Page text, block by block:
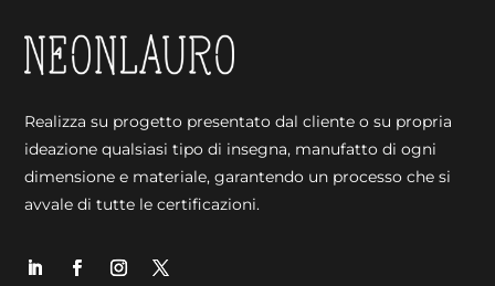
Realizza su progetto presentato dal cliente o su propria
ideazione qualsiasi tipo di insegna, manufatto di ogni
dimensione e materiale, garantendo un processo che si
avvale di tutte le certificazioni.